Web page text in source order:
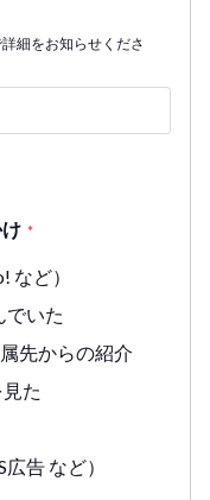
細をお知らせくださ
*
など）
でいた
先からの紹介
た
告 など）